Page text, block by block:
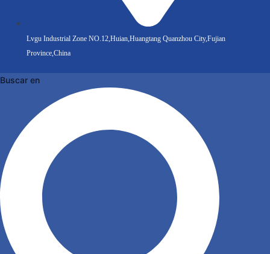
Lvgu Industrial Zone NO.12,Huian,Huangtang Quanzhou City,Fujian
Province,China
Buscar en